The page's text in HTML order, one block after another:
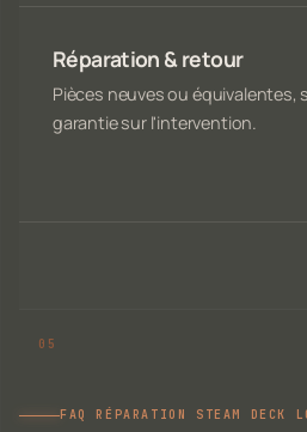
Réparation & retour
Pièces neuves ou équivalentes,
garantie sur l'intervention.
FAQ RÉPARATION STEAM DECK